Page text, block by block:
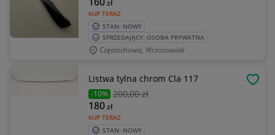
KUP TERAZ
zł
STAN: NOWY
SPRZEDAJĄCY: OSOBA PRYWATNA
Częstochowa, Wrzosowiak
Listwa tylna chrom Cla 117
-10% 200,00 zł
KUP TERAZ
180zł
STAN: NOWY